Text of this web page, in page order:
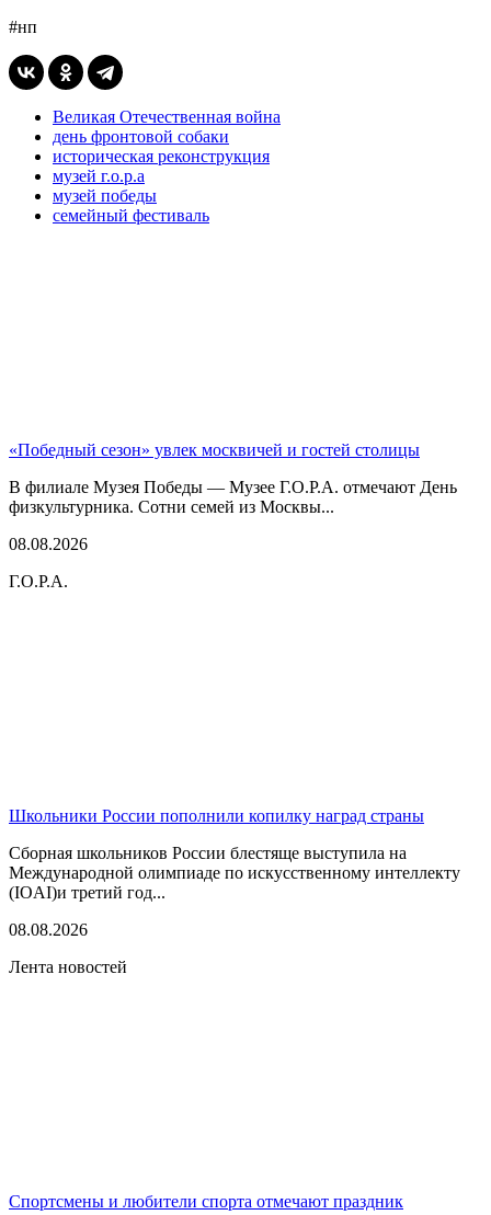
#нп
Великая Отечественная война
день фронтовой собаки
историческая реконструкция
музей г.о.р.а
музей победы
семейный фестиваль
«Победный сезон» увлек москвичей и гостей столицы
В филиале Музея Победы — Музее Г.О.Р.А. отмечают День
физкультурника. Сотни семей из Москвы...
08.08.2026
Г.О.Р.А.
Школьники России пополнили копилку наград страны
Сборная школьников России блестяще выступила на
Международной олимпиаде по искусственному интеллекту
(IOAI)и третий год...
08.08.2026
Лента новостей
Спортсмены и любители спорта отмечают праздник